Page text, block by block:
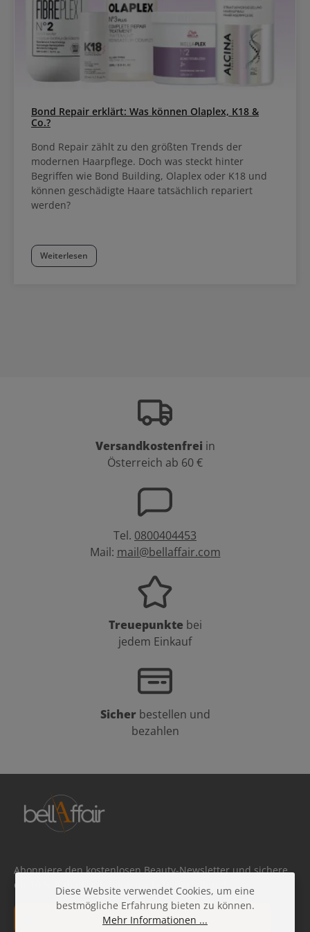
Bond Repair erklärt: Was können Olaplex, K18 &
Co.?
Bond Repair zählt zu den größten Trends der
modernen Haarpflege. Doch was steckt hinter
Begriffen wie Bond Building, Olaplex oder K18 und
können geschädigte Haare tatsächlich repariert
werden?
Weiterlesen
Versandkostenfrei in
Österreich ab 60 €
Tel. 0800404453
Mail: mail@bellaffair.com
Treuepunkte bei
jedem Einkauf
Sicher bestellen und
bezahlen
Abonniere den kostenlosen Beauty-Newsletter und sichere
dir 10 % Rabatt auf deine nächste Bestellung!
E-Mail-Adresse*
Diese Website verwendet Cookies, um eine
bestmögliche Erfahrung bieten zu können.
Mehr Informationen ...